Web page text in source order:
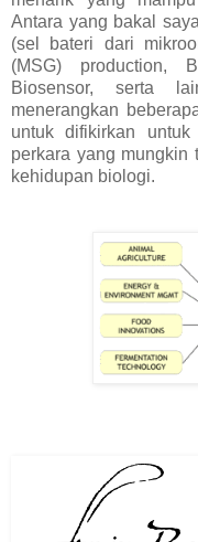
Antara yang bakal
(sel bateri dari
(MSG) production,
Biosensor, serta
menerangkan
untuk difikirkan
perkara yang mungkin
kehidupan biologi.